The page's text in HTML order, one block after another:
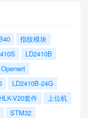
指纹模块
LD2410B
Openwrt
LD2410B-24G
HLK-V20套件
上位机
STM32